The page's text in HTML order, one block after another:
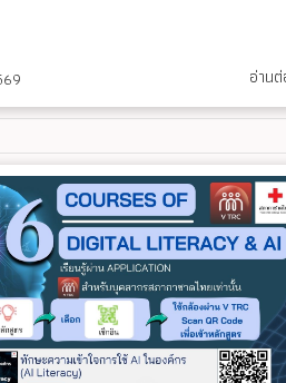
อ่าน